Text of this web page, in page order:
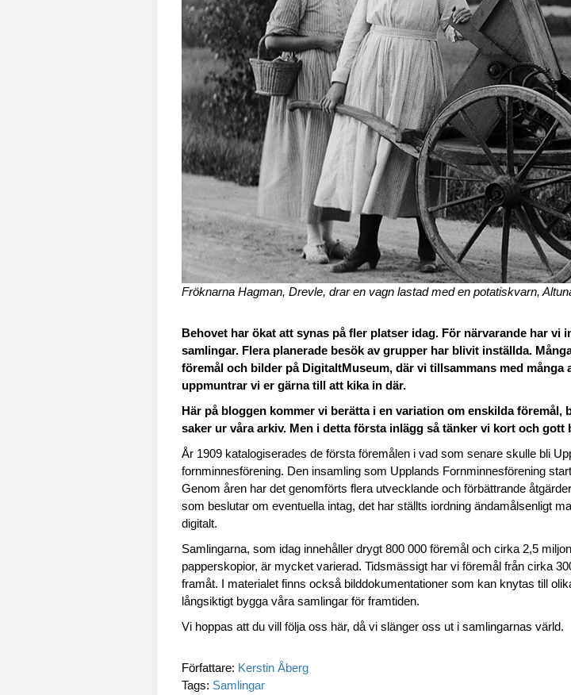
Fröknarna Hagman, Drevle, drar en vagn lastad med en potatiskvarn,
Behovet har ökat att synas på fler platser idag. För närvarande har vi
samlingar. Flera planerade besök av grupper har blivit inställda.
föremål och bilder på DigitaltMuseum, där vi tillsammans med
uppmuntrar vi er gärna till att kika in där.
Här på bloggen kommer vi berätta i en variation om enskilda
saker ur våra arkiv. Men i detta första inlägg så tänker vi kort och
År 1909 katalogiserades de första föremålen i vad som senare skulle bli
fornminnesförening. Den insamling som Upplands Fornminnesförening
Genom åren har det genomförts flera utvecklande och förbättrande
som beslutar om eventuella intag, det har ställts iordning ändamålsenligt
digitalt.
Samlingarna, som idag innehåller drygt 800 000 föremål och cirka 2,5
papperskopior, är mycket varierad. Tidsmässigt har vi föremål från cirka
framåt. I materialet finns också bilddokumentationer som kan knytas till
långsiktigt bygga våra samlingar för framtiden.
Vi hoppas att du vill följa oss här, då vi slänger oss ut i samlingarnas värld.
Författare: Kerstin Åberg
Tags: Samlingar